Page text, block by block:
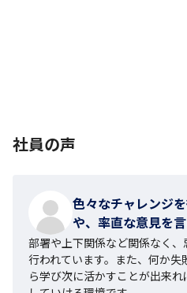
社員の声
色々なチャレンジ
や、率直な意見を
部署や上下関係など関係なく
行われています。また、何か
ら学び次に活かすことが出来